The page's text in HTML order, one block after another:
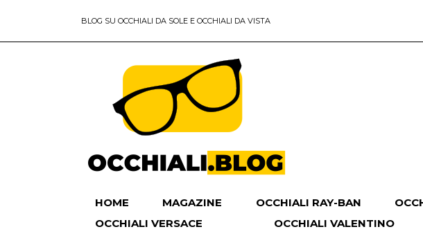
BLOG SU OCCHIALI DA SOLE E OCCHIALI DA VISTA
HOME MAGAZINE OCCHIALI RAY-BAN
OCCHIALI VERSACE
OCCHIALI VALENTINO